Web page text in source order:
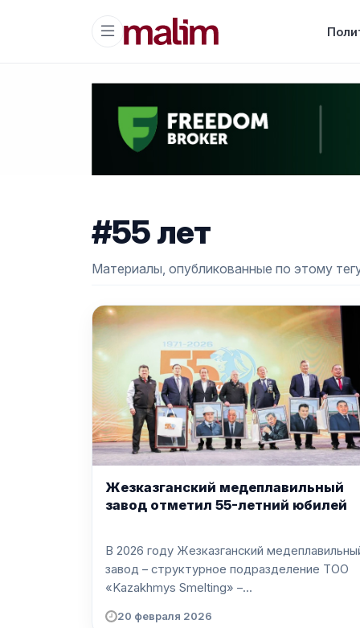
#55 лет
Материалы, опубликованные по этому
Жезказганский медеплавильный
завод отметил 55-летний юбилей
В 2026 году Жезказганский
завод – структурное подразделение ТОО
«Kazakhmys Smelting» –...
20 февраля 2026